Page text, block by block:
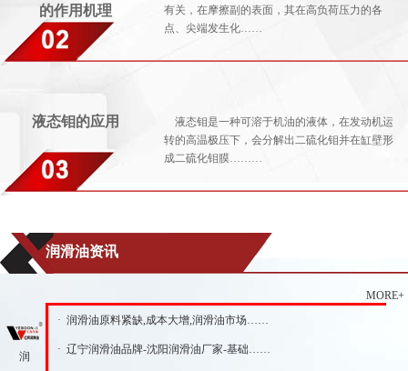
的作用机理
有关，在摩擦副的表面，其在高负荷压力的各
点、尖端发生化……
液态钼的应用
液态钼是一种可溶于机油的液体，在发动机运
转的高温极压下，会分解出二硫化钼并在缸壁形
成二硫化钼膜………
润滑油资讯
MORE+
润
· 润滑油原料紧缺,成本大增,润滑油市场……
· 辽宁润滑油品牌-沈阳润滑油厂家-基础……